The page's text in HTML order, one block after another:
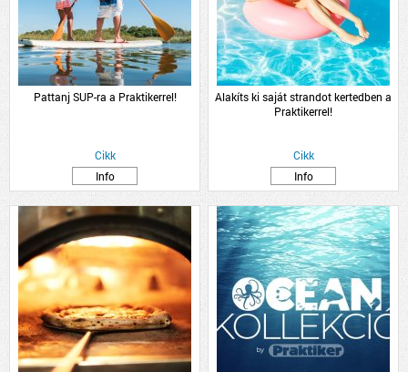
Pattanj SUP-ra a Praktikerrel!
Cikk
Info
Alakíts ki saját strandot kertedben a
Praktikerrel!
Cikk
Info